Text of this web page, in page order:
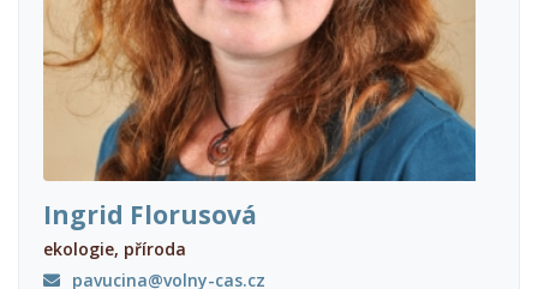
Ingrid Florusová
ekologie, příroda
pavucina@volny-cas.cz